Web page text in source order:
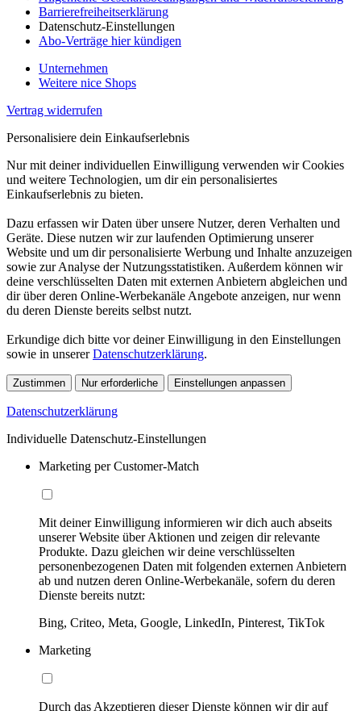
Barrierefreiheitserklärung
Datenschutz-Einstellungen
Abo-Verträge hier kündigen
Unternehmen
Weitere nice Shops
Vertrag widerrufen
Personalisiere dein Einkaufserlebnis
Nur mit deiner individuellen Einwilligung verwenden wir Cookies
und weitere Technologien, um dir ein personalisiertes
Einkaufserlebnis zu bieten.
Dazu erfassen wir Daten über unsere Nutzer, deren Verhalten und
Geräte. Diese nutzen wir zur laufenden Optimierung unserer
Website und um dir personalisierte Werbung und Inhalte anzuzeigen
sowie zur Analyse der Nutzungsstatistiken. Außerdem können wir
deine verschlüsselten Daten mit externen Anbietern abgleichen und
dir über deren Online-Werbekanäle Angebote anzeigen, nur wenn
du deren Dienste bereits selbst nutzt.
Erkundige dich bitte vor deiner Einwilligung in den Einstellungen
sowie in unsererDatenschutzerklärung.
Zustimmen Nur erforderliche Einstellungen anpassen
Datenschutzerklärung
Individuelle Datenschutz-Einstellungen
Marketing per Customer-Match
Mit deiner Einwilligung informieren wir dich auch abseits
unserer Website über Aktionen und zeigen dir relevante
Produkte. Dazu gleichen wir deine verschlüsselten
personenbezogenen Daten mit folgenden externen Anbietern
ab und nutzen deren Online-Werbekanäle, sofern du deren
Dienste bereits nutzt:
Bing, Criteo, Meta, Google, LinkedIn, Pinterest, TikTok
Marketing
Durch das Akzeptieren dieser Dienste können wir dir auf